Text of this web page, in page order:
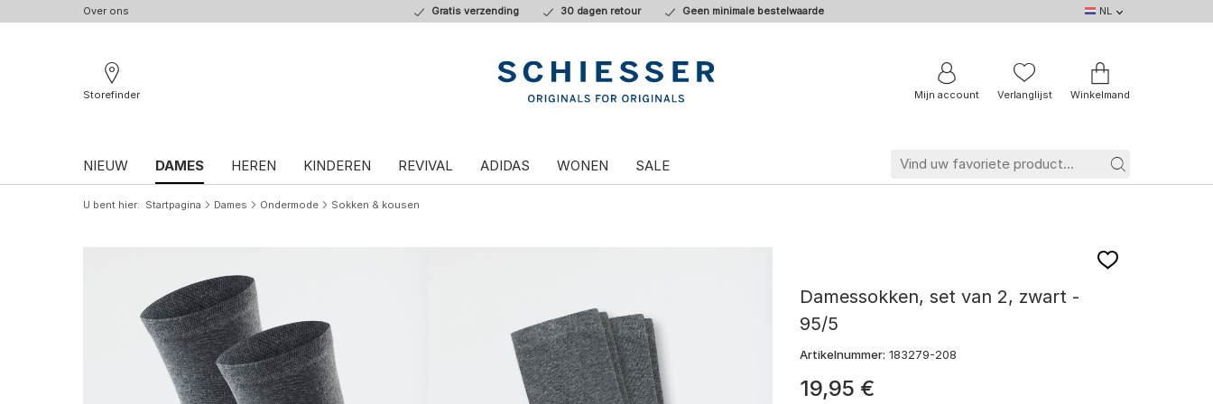
Over ons Gratis verzending 30 dagen retour Geen minimale bestelwaarde
NL
DE
NL
BE
FR
Storefinder
Mijn account Verlanglijst Winkelmand
NIEUW DAMES HEREN KINDEREN REVIVAL ADIDAS WONEN SALE
U bent hier Startpagina Dames Ondermode Sokken & kousen
Damessokken, set van 2, zwart -
95/5
Artikelnummer: 183279-208
19,95 €